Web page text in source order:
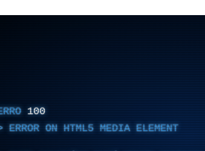
100
ERROR ON HTML5 MEDIA ELEMENT